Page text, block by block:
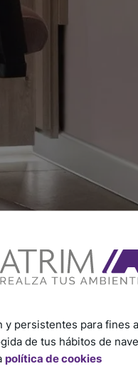
persistentes para fines
de tus hábitos de
política de cookies